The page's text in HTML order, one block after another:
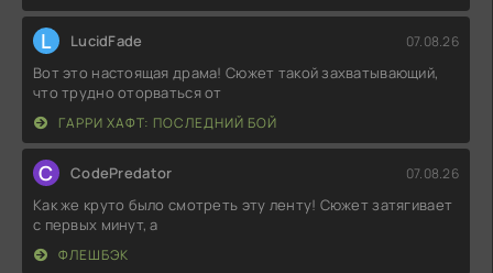
L LucidFade 07.08.26
Вот это настоящая драма! Сюжет такой захватывающий,
что трудно оторваться от
ГАРРИ ХАФТ: ПОСЛЕДНИЙ БОЙ
C CodePredator 07.08.26
Как же круто было смотреть эту ленту! Сюжет затягивает
с первых минут, а
ФЛЕШБЭК